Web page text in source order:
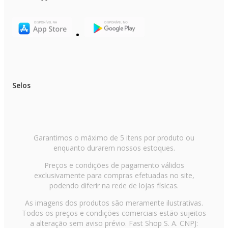
Selos
Garantimos o máximo de 5 itens por produto ou
enquanto durarem nossos estoques.
Preços e condições de pagamento válidos
exclusivamente para compras efetuadas no site,
podendo diferir na rede de lojas físicas.
As imagens dos produtos são meramente ilustrativas.
Todos os preços e condições comerciais estão sujeitos
a alteração sem aviso prévio. Fast Shop S. A. CNPJ: